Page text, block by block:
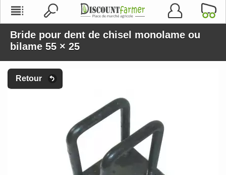
Bride pour dent de chisel monolame ou
bilame 55 × 25
Retour